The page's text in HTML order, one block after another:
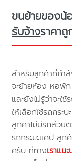
ขนย้ายของน้
รับจ้างราคา
สำหรับลูกค้าที่กำ
จะย้ายห้อง หอพัก
และยังไม่รู้ว่าจะใ
ให้เลือกใช้รถกระ
ลูกค้าไม่มีรถส่วน
รถกระบะแคป ลูก
ครับ ที่ทางเราแน